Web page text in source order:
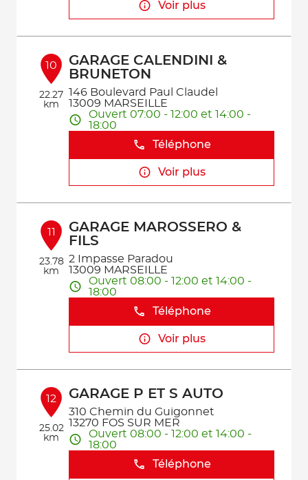
Voir plus
10
22.27
km
GARAGE CALENDINI &
BRUNETON
146 Boulevard Paul Claudel
13009 MARSEILLE
Ouvert 07:00 - 12:00 et 14:00 -
18:00
Téléphone
Voir plus
11
23.78
km
GARAGE MAROSSERO &
FILS
2 Impasse Paradou
13009 MARSEILLE
Ouvert 08:00 - 12:00 et 14:00 -
18:00
Téléphone
Voir plus
12
25.02
km
GARAGE P ET S AUTO
310 Chemin du Guigonnet
13270 FOS SUR MER
Ouvert 08:00 - 12:00 et 14:00 -
18:00
Téléphone